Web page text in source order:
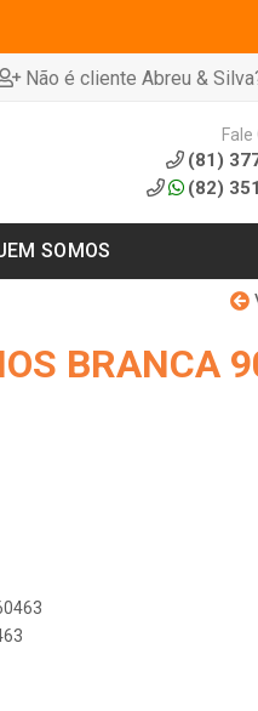
Não é cliente Abreu &
Fale
(81)
(82)
SOMOS
BRANCA